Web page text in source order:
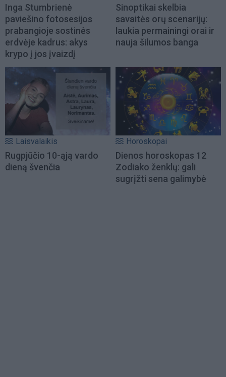
Inga Stumbrienė
paviešino fotosesijos
prabangioje sostinės
erdvėje kadrus: akys
krypo į jos įvaizdį
Sinoptikai skelbia
savaitės orų scenarijų:
laukia permainingi orai ir
nauja šilumos banga
Laisvalaikis
Rugpjūčio 10-ąją vardo
dieną švenčia
Horoskopai
Dienos horoskopas 12
Zodiako ženklų: gali
sugrįžti sena galimybė